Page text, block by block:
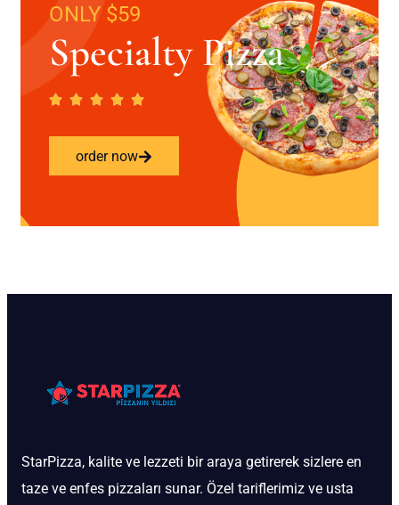
ONLY $59
Specialty Pizza
order now
StarPizza, kalite ve lezzeti bir araya getirerek sizlere en
taze ve enfes pizzaları sunar. Özel tariflerimiz ve usta